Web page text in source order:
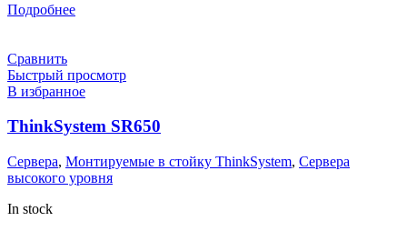
Подробнее
Сравнить
Быстрый просмотр
В избранное
ThinkSystem SR650
Сервера, Монтируемые в стойку ThinkSystem, Сервера
высокого уровня
In stock